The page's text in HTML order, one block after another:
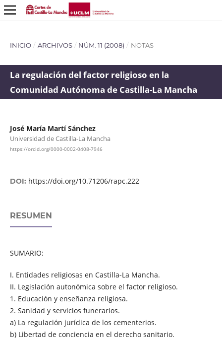
INICIO / ARCHIVOS / NÚM. 11 (2008) / NOTAS
La regulación del factor religioso en la
Comunidad Autónoma de Castilla-La Mancha
José María Martí Sánchez
Universidad de Castilla-La Mancha
https://orcid.org/0000-0002-0408-7946
DOI: https://doi.org/10.71206/rapc.222
RESUMEN
SUMARIO:
I. Entidades religiosas en Castilla-La Mancha.
II. Legislación autonómica sobre el factor religioso.
1. Educación y enseñanza religiosa.
2. Sanidad y servicios funerarios.
a) La regulación jurídica de los cementerios.
b) Libertad de conciencia en el derecho sanitario.